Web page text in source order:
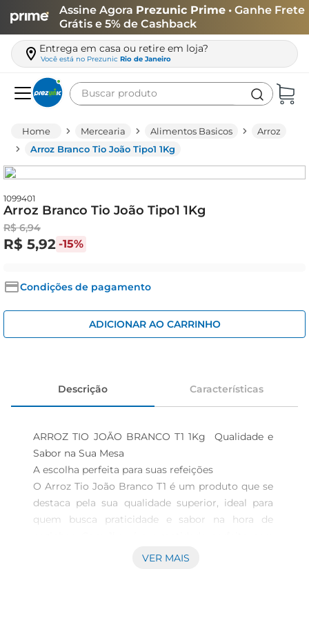
Assine Agora Prezunic Prime • Ganhe Frete
Grátis e 5% de Cashback
Entrega em casa ou retire em loja?
Você está no Prezunic Rio de Janeiro
Buscar produto
Mercearia Alimentos Basicos
Arroz
Arroz Branco Tio João Tipo1 1Kg
1099401
Arroz Branco Tio João Tipo1 1Kg
R$ 6,94
R$ 5,92 -15%
Condições de pagamento
ADICIONAR AO CARRINHO
Descrição Características
ARROZ TIO JOÃO BRANCO T1 1Kg  Qualidade e
Sabor na Sua Mesa
A escolha perfeita para suas refeições
O Arroz Tio João Branco T1 é um produto que se
destaca pela sua qualidade superior, ideal para
quem busca praticidade e sabor na hora de
preparar pratos que agradam a toda a família,
VER MAIS
leite
queijo
azeite
arroz
iogurte